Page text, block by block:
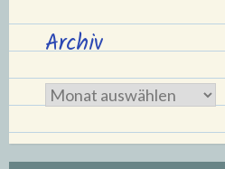
Archiv
Archiv